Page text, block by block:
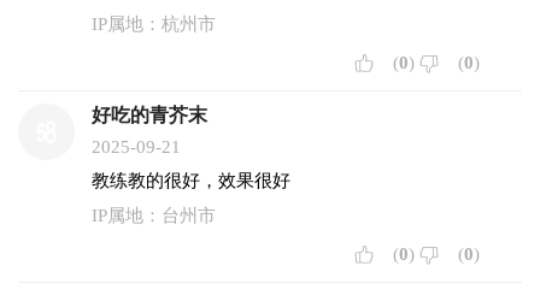
IP属地：杭州市
(0) (0)
好吃的青芥末
2025-09-21
教练教的很好，效果很好
IP属地：台州市
(0) (0)